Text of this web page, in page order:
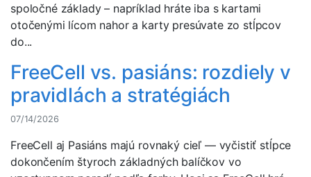
spoločné základy – napríklad hráte iba s kartami
otočenými lícom nahor a karty presúvate zo stĺpcov
do...
FreeCell vs. pasiáns: rozdiely v
pravidlách a stratégiách
07/14/2026
FreeCell aj Pasiáns majú rovnaký cieľ — vyčistiť stĺpce
dokončením štyroch základných balíčkov vo